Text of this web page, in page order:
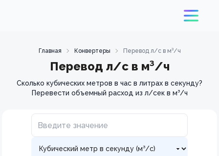
Главная Конвертеры Перевод л/с в м³/ч
Перевод л/с в м³/ч
Сколько кубических метров в час в литрах в секунду?
Перевести объемный расход из л/сек в м³/ч